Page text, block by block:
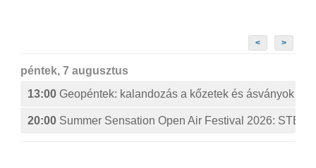
< >
péntek, 7 augusztus
13:00 Geopéntek: kalandozás a kőzetek és ásványok
20:00 Summer Sensation Open Air Festival 2026: